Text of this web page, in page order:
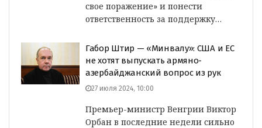
свое поражение» и понести
ответственность за поддержку…
Габор Штир — «Минвалу»: США и ЕС
не хотят выпускать армяно-
азербайджанский вопрос из рук
27 июля 2024, 10:00
Премьер-министр Венгрии Виктор
Орбан в последние недели сильно